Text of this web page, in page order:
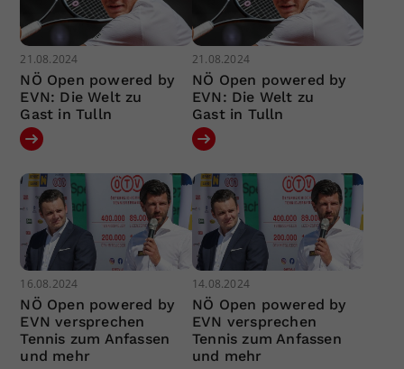
21.08.2024
NÖ Open powered by
EVN: Die Welt zu
Gast in Tulln
21.08.2024
NÖ Open powered by
EVN: Die Welt zu
Gast in Tulln
16.08.2024
NÖ Open powered by
EVN versprechen
Tennis zum Anfassen
und mehr
14.08.2024
NÖ Open powered by
EVN versprechen
Tennis zum Anfassen
und mehr